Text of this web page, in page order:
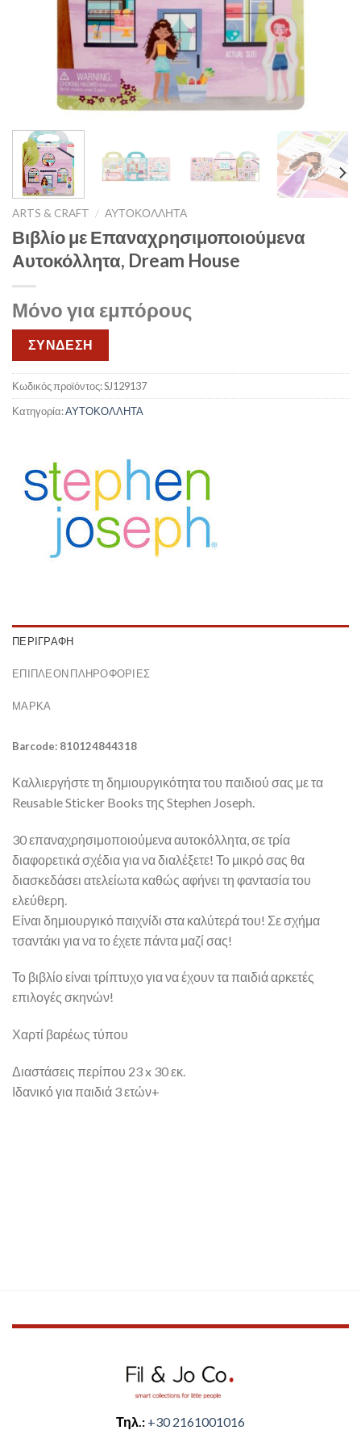
ARTS & CRAFT / ΑΥΤΟΚΟΛΛΗΤΑ
Βιβλίο με Επαναχρησιμοποιούμενα
Αυτοκόλλητα, Dream House
Μόνο για εμπόρους
ΣΥΝΔΕΣΗ
Κωδικός προϊόντος:SJ129137
Κατηγορία:ΑΥΤΟΚΟΛΛΗΤΑ
ΠΕΡΙΓΡΑΦΉ
ΕΠΙΠΛΈΟΝ ΠΛΗΡΟΦΟΡΊΕΣ
ΜΆΡΚΑ
Barcode: 810124844318
Καλλιεργήστε τη δημιουργικότητα του παιδιού σας με τα
Reusable Sticker Books της Stephen Joseph.
30 επαναχρησιμοποιούμενα αυτοκόλλητα, σε τρία
διαφορετικά σχέδια για να διαλέξετε! Το μικρό σας θα
διασκεδάσει ατελείωτα καθώς αφήνει τη φαντασία του
ελεύθερη.
Είναι δημιουργικό παιχνίδι στα καλύτερά του! Σε σχήμα
τσαντάκι για να το έχετε πάντα μαζί σας!
Το βιβλίο είναι τρίπτυχο για να έχουν τα παιδιά αρκετές
επιλογές σκηνών!
Χαρτί βαρέως τύπου
Διαστάσεις περίπου 23 x 30 εκ.
Ιδανικό για παιδιά 3 ετών+
Τηλ.: +30 2161001016